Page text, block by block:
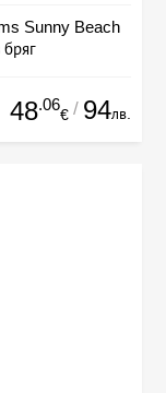
Sunny Beach
48.06
€ / 94лв.